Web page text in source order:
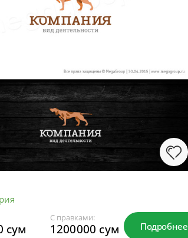
сум
С правками:
1200000 сум Подробнее